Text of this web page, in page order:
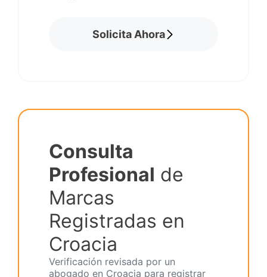
Solicita Ahora
Consulta
Profesional de
Marcas
Registradas en
Croacia
Verificación revisada por un
abogado en Croacia para registrar